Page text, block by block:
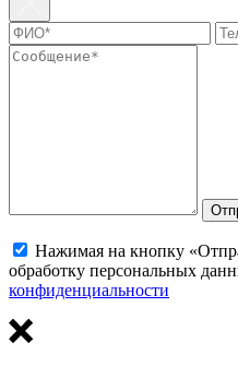
Нажимая на кнопку
обработку персональных
конфиденциальности